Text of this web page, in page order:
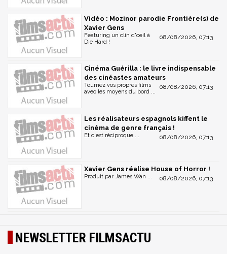
Vidéo : Mozinor parodie Frontière(s) de
Xavier Gens
08/08/2026, 07:13
Featuring un clin d'oeil à
Die Hard !
Cinéma Guérilla : le livre indispensable
des cinéastes amateurs
08/08/2026, 07:13
Tournez vos propres films
avec les moyens du bord ...
Les réalisateurs espagnols kiffent le
cinéma de genre français !
08/08/2026, 07:13
Et c'est réciproque ...
Xavier Gens réalise House of Horror !
08/08/2026, 07:13
Produit par James Wan ...
NEWSLETTER FILMSACTU